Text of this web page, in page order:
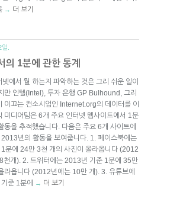
→ 더 보기
.
의 1분에 관한 통계
에서 뭘 하는지 파악하는 것은 그리 쉬운 일이
만 인텔(Intel), 투자 은행 GP Bulhound, 그리
이끄는 컨소시엄인 Internet.org의 데이터를 이
미디어팀은 6개 주요 인터넷 웹사이트에서 1분
동을 추적했습니다. 다음은 주요 6개 사이트에
년의 활동을 보여줍니다. 1. 페이스북에는
분에 24만 3천 개의 사진이 올라옵니다 (2012
천개). 2. 트위터에는 2013년 기준 1분에 35만
라옵니다 (2012년에는 10만 개). 3. 유튜브에
준 1분에
→ 더 보기